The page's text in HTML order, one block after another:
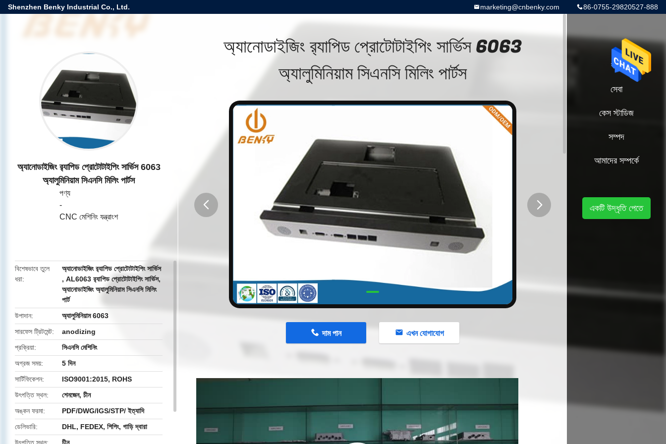
Shenzhen Benky Industrial Co., Ltd. 86-0755-29820527-888
marketing@cnbenky.com
অ্যানোডাইজিং র‌্যাপিড প্রোটোটাইপিং সার্ভিস 6063
অ্যালুমিনিয়াম সিএনসি মিলিং পার্টস
পণ্য
-
CNC মেশিনিং যন্ত্রাংশ
বিশেষভাবে তুলে
ধরা
অ্যানোডাইজিং র‌্যাপিড প্রোটোটাইপিং সার্ভিস
,AL6063 র‌্যাপিড প্রোটোটাইপিং সার্ভিস,
অ্যানোডাইজিং অ্যালুমিনিয়াম সিএনসি মিলিং
পার্ট
উপাদান
অ্যালুমিনিয়াম 6063
সারফেস ট্রিটমেন্ট
anodizing
প্রক্রিয়া
সিএনসি মেশিনিং
অগ্রজ সময়
5 দিন
সার্টিফিকেশন
ISO9001:2015, ROHS
উৎপত্তি স্থল
শেনজেন, চীন
অঙ্কন ফরমা
PDF/DWG/IGS/STP/ ইত্যাদি
ডেলিভারি
DHL, FEDEX, শিপিং, গাড়ি দ্বারা
অ্যানোডাইজিং র‌্যাপিড প্রোটোটাইপিং সার্ভিস 6063
অ্যালুমিনিয়াম সিএনসি মিলিং পার্টস
দাম পান এখন যোগাযোগ
বাড়ি
সেবা
কেস স্টাডিজ
সম্পদ
আমাদের সম্পর্কে
একটি উদ্ধৃতি পেতে